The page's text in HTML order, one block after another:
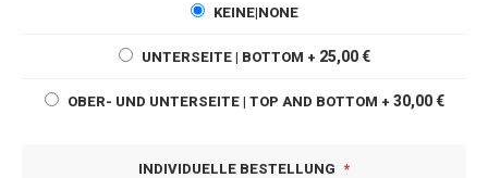
KEINE|NONE
UNTERSEITE | BOTTOM + 25,00 €
OBER- UND UNTERSEITE | TOP AND BOTTOM + 30,00 €
INDIVIDUELLE BESTELLUNG